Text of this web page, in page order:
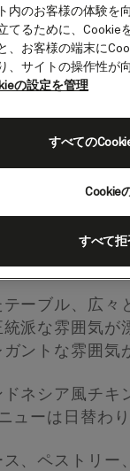
ン
な雰囲気の中
ーブル、広
派な雰囲気
ントな雰囲気
ネシア風チ
ューは日替わ
、ペストリ
内のお客様の体験を
てるために、Cookie
、お客様の端末に
、サイトの操作性が
の設定を管理
Cookie
すべて拒
すべての